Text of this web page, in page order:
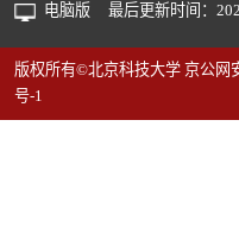
电脑版
最后更新时间：
版权所有©北京科技大学 京公网
号-1